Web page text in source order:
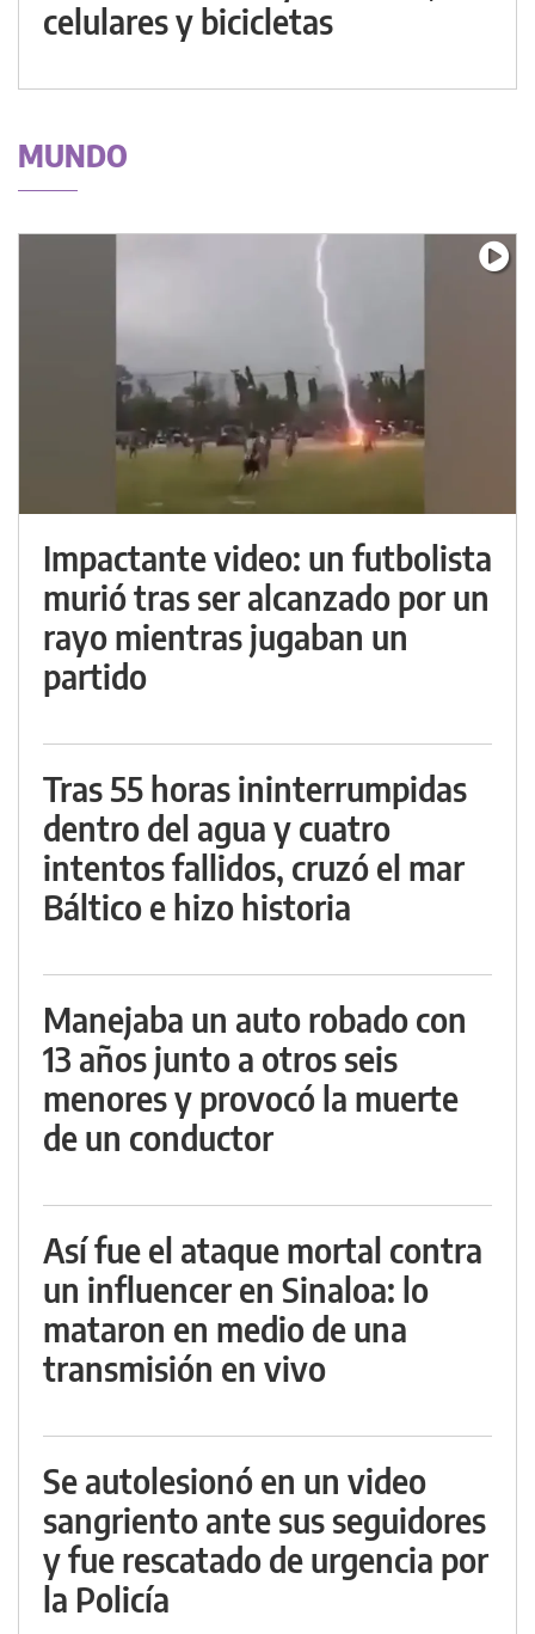
celulares y bicicletas
MUNDO
Impactante video: un futbolista
murió tras ser alcanzado por un
rayo mientras jugaban un
partido
Tras 55 horas ininterrumpidas
dentro del agua y cuatro
intentos fallidos, cruzó el mar
Báltico e hizo historia
Manejaba un auto robado con
13 años junto a otros seis
menores y provocó la muerte
de un conductor
Así fue el ataque mortal contra
un influencer en Sinaloa: lo
mataron en medio de una
transmisión en vivo
Se autolesionó en un video
sangriento ante sus seguidores
y fue rescatado de urgencia por
la Policía